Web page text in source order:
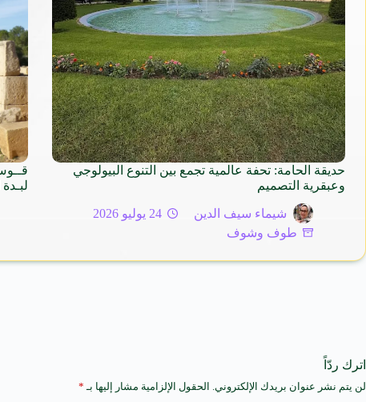
حديقة الحامة: تحفة عالمية تجمع بين التنوع البيولوجي
وعبقرية التصميم
شيماء سيف الدين
24 يوليو 2026
طوف وشوف
اترك ردّاً
لن يتم نشر عنوان بريدك الإلكتروني. الحقول الإلزامية مشار إليها بـ *
A